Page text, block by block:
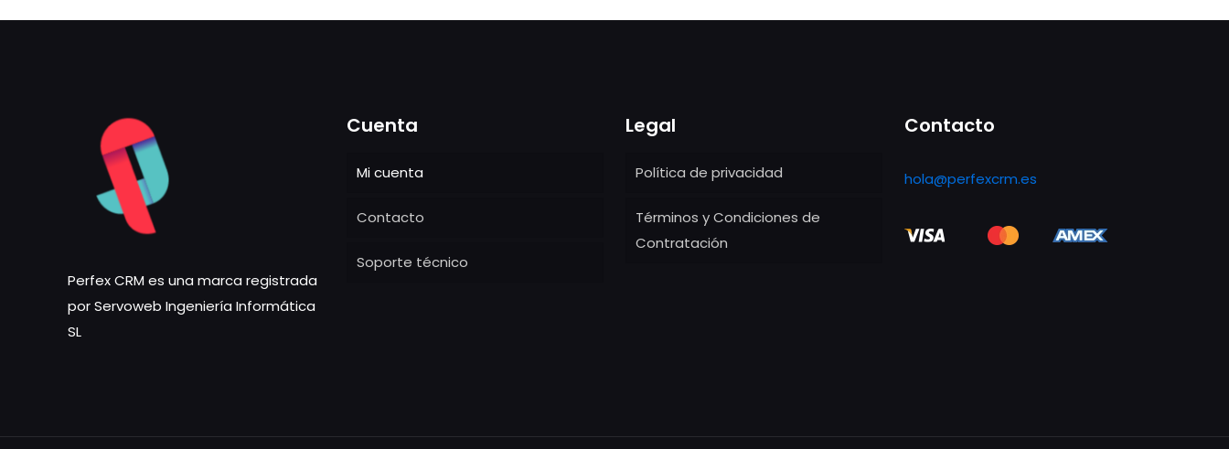
Perfex CRM es una marca registrada
por Servoweb Ingeniería Informática
SL
Cuenta
Mi cuenta
Contacto
Soporte técnico
Legal
Política de privacidad
Términos y Condiciones de
Contratación
Contacto
hola@perfexcrm.es